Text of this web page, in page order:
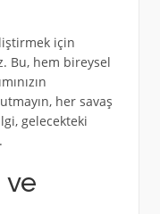
için
Bu, hem bireysel
her savaş
gelecekteki
ve